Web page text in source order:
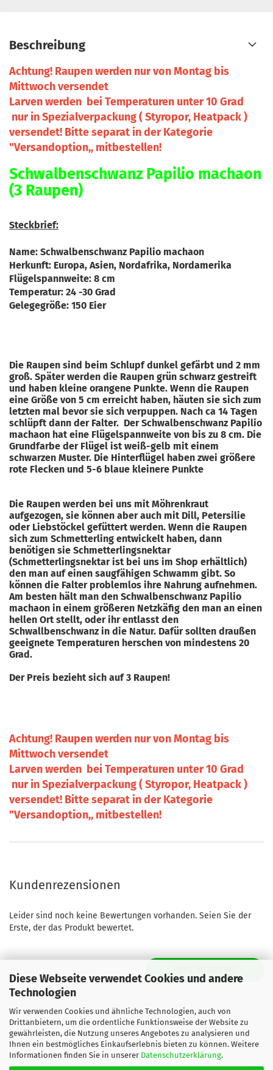
Diese Webseite verwendet Cookies und andere
Technologien
Wir verwenden Cookies und ähnliche Technologien, auch von
Drittanbietern, um die ordentliche Funktionsweise der Website zu
gewährleisten, die Nutzung unseres Angebotes zu analysieren und
Ihnen ein bestmögliches Einkaufserlebnis bieten zu können. Weitere
Informationen finden Sie in unserer Datenschutzerklärung.
Beschreibung
Achtung! Raupen werden nur von Montag bis
Mittwoch versendet
Larven werden bei Temperaturen unter 10 Grad
nur in Spezialverpackung ( Styropor, Heatpack )
versendet! Bitte separat in der Kategorie
"Versandoption,, mitbestellen!
Schwalbenschwanz Papilio machaon
(3 Raupen)
Steckbrief:
Name: Schwalbenschwanz Papilio machaon
Herkunft: Europa, Asien, Nordafrika, Nordamerika
Flügelspannweite: 8 cm
Temperatur: 24 -30 Grad
Gelegegröße: 150 Eier
Die Raupen sind beim Schlupf dunkel gefärbt und 2 mm
groß. Später werden die Raupen grün schwarz gestreift
und haben kleine orangene Punkte. Wenn die Raupen
eine Größe von 5 cm erreicht haben, häuten sie sich zum
letzten mal bevor sie sich verpuppen. Nach ca 14 Tagen
schlüpft dann der Falter. Der Schwalbenschwanz Papilio
machaon hat eine Flügelspannweite von bis zu 8 cm. Die
Grundfarbe der Flügel ist weiß-gelb mit einem
schwarzen Muster. Die Hinterflügel haben zwei größere
rote Flecken und 5-6 blaue kleinere Punkte
Die Raupen werden bei uns mit Möhrenkraut
aufgezogen, sie können aber auch mit Dill, Petersilie
oder Liebstöckel gefüttert werden. Wenn die Raupen
sich zum Schmetterling entwickelt haben, dann
benötigen sie Schmetterlingsnektar
(Schmetterlingsnektar ist bei uns im Shop erhältlich)
den man auf einen saugfähigen Schwamm gibt. So
können die Falter problemlos ihre Nahrung aufnehmen.
Am besten hält man den Schwalbenschwanz Papilio
machaon in einem größeren Netzkäfig den man an einen
hellen Ort stellt, oder ihr entlasst den
Schwallbenschwanz in die Natur. Dafür sollten draußen
geeignete Temperaturen herschen von mindestens 20
Grad.
Der Preis bezieht sich auf 3 Raupen!
Achtung! Raupen werden nur von Montag bis
Mittwoch versendet
Larven werden bei Temperaturen unter 10 Grad
nur in Spezialverpackung ( Styropor, Heatpack )
versendet! Bitte separat in der Kategorie
"Versandoption,, mitbestellen!
Kundenrezensionen
Leider sind noch keine Bewertungen vorhanden. Seien Sie der
Erste, der das Produkt bewertet.